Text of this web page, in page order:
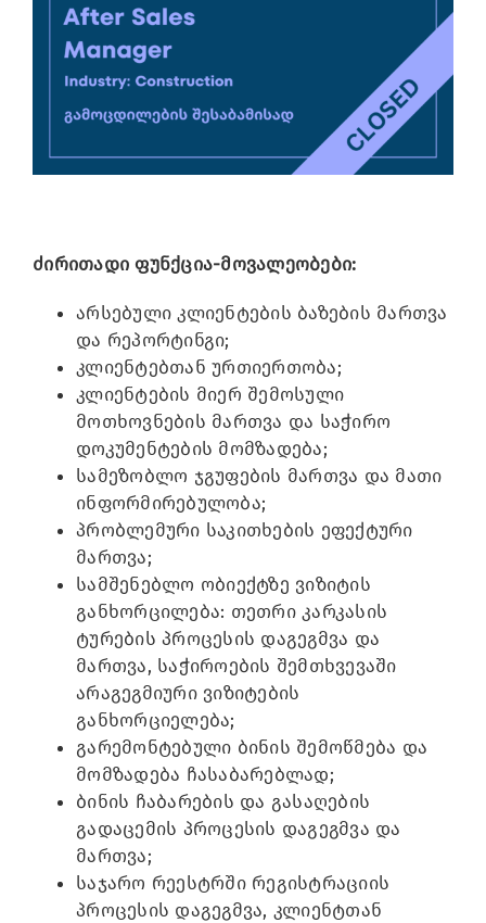
ძირითადი ფუნქცია-მოვალეობები:
არსებული კლიენტების ბაზების მართვა
და რეპორტინგი;
კლიენტებთან ურთიერთობა;
კლიენტების მიერ შემოსული
მოთხოვნების მართვა და საჭირო
დოკუმენტების მომზადება;
სამეზობლო ჯგუფების მართვა და მათი
ინფორმირებულობა;
პრობლემური საკითხების ეფექტური
მართვა;
სამშენებლო ობიექტზე ვიზიტის
განხორცილება: თეთრი კარკასის
ტურების პროცესის დაგეგმვა და
მართვა, საჭიროების შემთხვევაში
არაგეგმიური ვიზიტების
განხორციელება;
გარემონტებული ბინის შემოწმება და
მომზადება ჩასაბარებლად;
ბინის ჩაბარების და გასაღების
გადაცემის პროცესის დაგეგმვა და
მართვა;
საჯარო რეესტრში რეგისტრაციის
პროცესის დაგეგმვა, კლიენტთან